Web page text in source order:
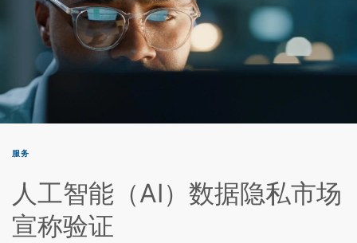
服务
人工智能（AI）数据隐私市场
宣称验证